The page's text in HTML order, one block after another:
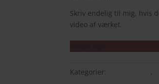
Skriv endelig til mig, hvis
video af værket.
Kategorier: ,